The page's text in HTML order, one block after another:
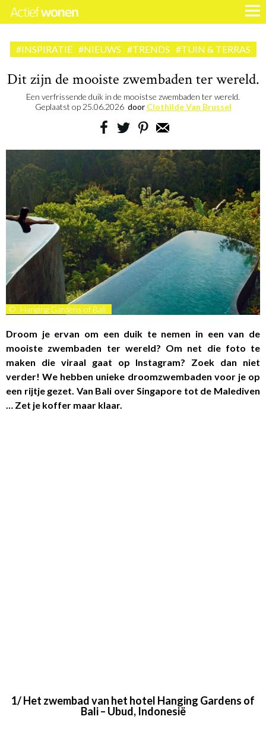
#INSPIRATIE #NIEUWS #TRENDS #TUIN & TERRAS
Dit zijn de mooiste zwembaden ter wereld.
Een verfrissende duik in de mooistse zwembaden ter wereld.
Geplaatst op 25.06.2026 door Clothilde Van Brussel
© Hanging Gardens of Bali
Droom je ervan om een duik te nemen in een van de
mooiste zwembaden ter wereld? Om net die foto te
maken die viraal gaat op Instagram? Zoek dan niet
verder! We hebben unieke droomzwembaden voor je op
een rijtje gezet. Van Bali over Singapore tot de Malediven
… Zet je koffer maar klaar.
1/ Het zwembad van het hotel Hanging Gardens of
Bali – Ubud, Indonesië